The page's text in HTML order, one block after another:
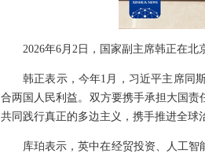
2026年6月2日，国家副主席韩正在北
韩正表示，今年1月，习近平主席同
合两国人民利益。双方要携手承担大国责
共同践行真正的多边主义，携手推进全球
库珀表示，英中在经贸投资、人工